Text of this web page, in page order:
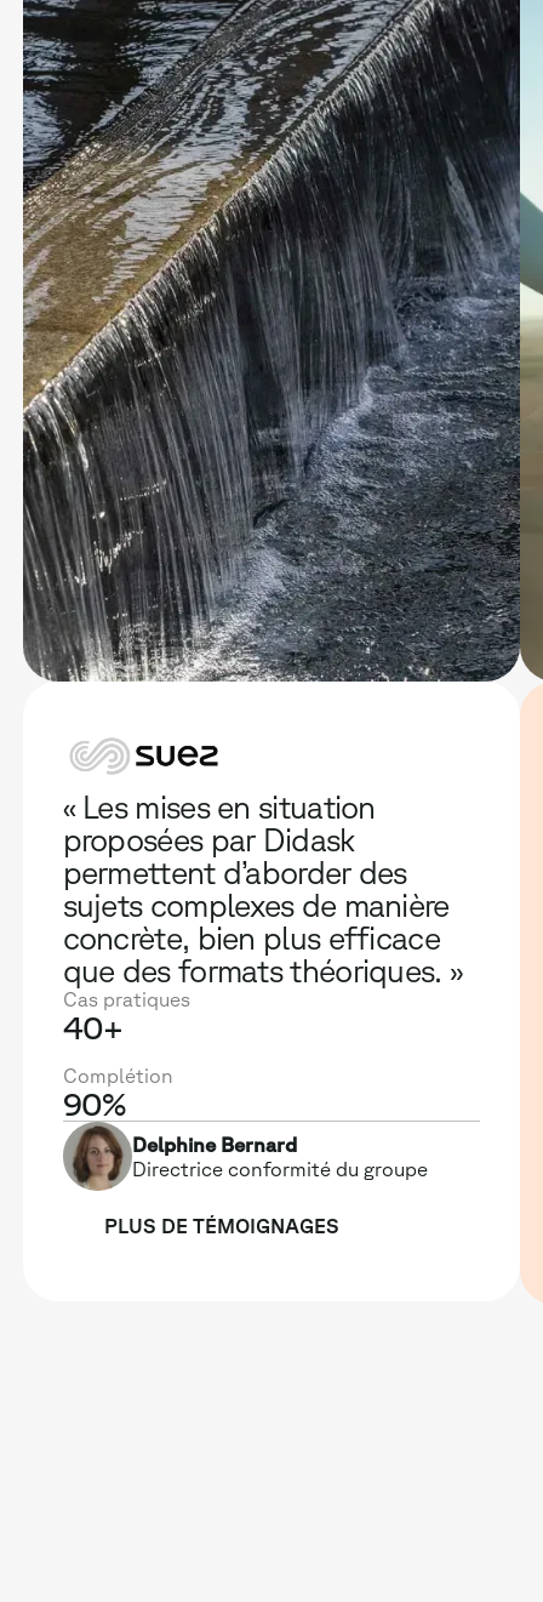
« Les mises en situation
proposées par Didask
permettent d’aborder des
sujets complexes de manière
concrète, bien plus efficace
que des formats théoriques. »
Cas pratiques
40+
Complétion
90%
Delphine Bernard
Directrice conformité du groupe
PLUS DE TÉMOIGNAGES